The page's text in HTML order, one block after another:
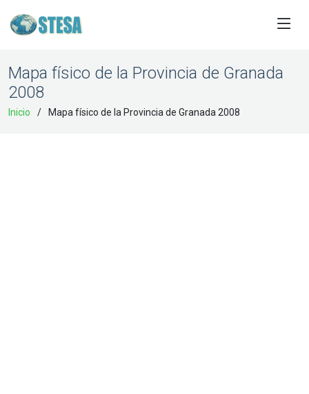
Mapa físico de la Provincia de Granada
2008
Inicio Mapa físico de la Provincia de Granada 2008